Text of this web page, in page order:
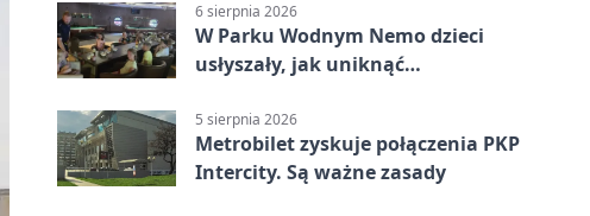
6 sierpnia 2026
W Parku Wodnym Nemo dzieci
usłyszały, jak uniknąć
5 sierpnia 2026
Metrobilet zyskuje połączenia PKP
Intercity. Są ważne zasady